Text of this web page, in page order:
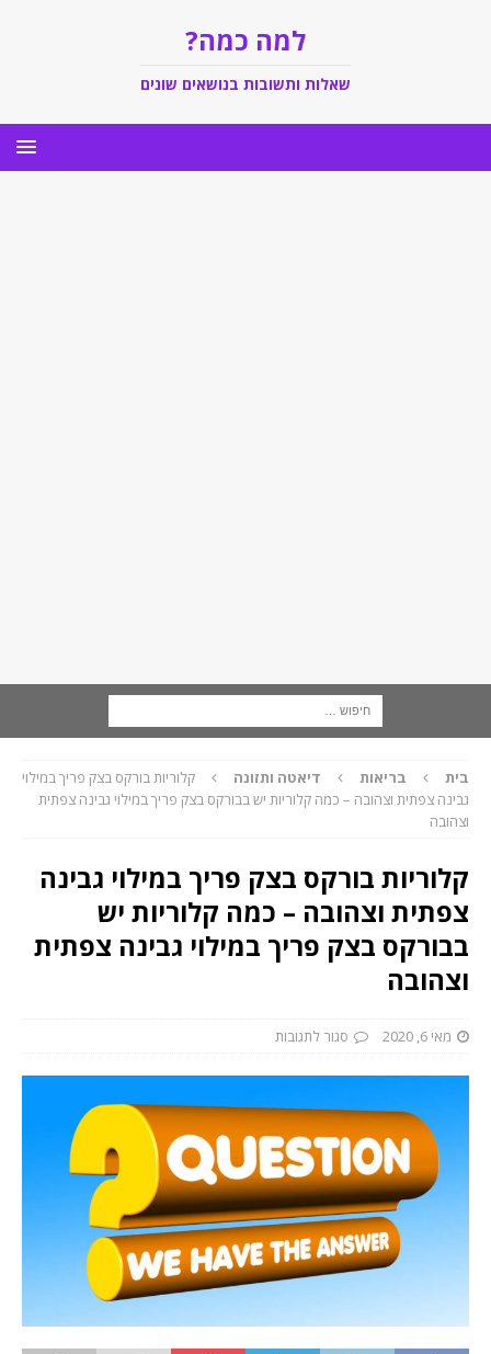
למה כמה?
שאלות ותשובות בנושאים שונים
בית בריאות דיאטה ותזונה
קלוריות בורקס בצק פריך במילוי
גבינה צפתית וצהובה – כמה קלוריות יש בבורקס בצק פריך במילוי גבינה צפתית
וצהובה
קלוריות בורקס בצק פריך במילוי גבינה
צפתית וצהובה – כמה קלוריות יש
בבורקס בצק פריך במילוי גבינה צפתית
וצהובה
מאי 6, 2020 סגור לתגובות